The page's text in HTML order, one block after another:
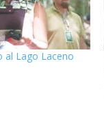
al Lago Laceno